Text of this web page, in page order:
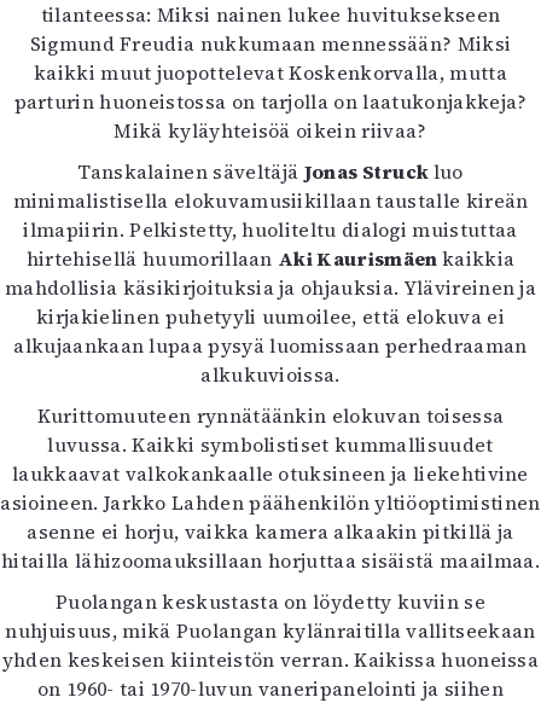
tilanteessa: Miksi nainen lukee huvituksekseen
Sigmund Freudia nukkumaan mennessään? Miksi
kaikki muut juopottelevat Koskenkorvalla, mutta
parturin huoneistossa on tarjolla on laatukonjakkeja?
Mikä kyläyhteisöä oikein riivaa?
Tanskalainen säveltäjä Jonas Struckluo
minimalistisella elokuvamusiikillaan taustalle kireän
ilmapiirin. Pelkistetty, huoliteltu dialogi muistuttaa
hirtehisellä huumorillaan Aki Kaurismäenkaikkia
mahdollisia käsikirjoituksia ja ohjauksia. Ylävireinen ja
kirjakielinen puhetyyli uumoilee, että elokuva ei
alkujaankaan lupaa pysyä luomissaan perhedraaman
alkukuvioissa.
Kurittomuuteen rynnätäänkin elokuvan toisessa
luvussa. Kaikki symbolistiset kummallisuudet
laukkaavat valkokankaalle otuksineen ja liekehtivine
asioineen. Jarkko Lahden päähenkilön yltiöoptimistinen
asenne ei horju, vaikka kamera alkaakin pitkillä ja
hitailla lähizoomauksillaan horjuttaa sisäistä maailmaa.
Puolangan keskustasta on löydetty kuviin se
nuhjuisuus, mikä Puolangan kylänraitilla vallitseekaan
yhden keskeisen kiinteistön verran. Kaikissa huoneissa
on 1960- tai 1970-luvun vaneripanelointi ja siihen